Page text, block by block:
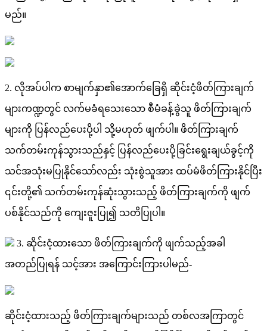
မည။
2. လအပပ က စမကန၏အကခရ ဆငငဖတ ကခက
မကဏတင လကမခရသသ စမခနခသ ဖတ ကခက
မက ပနလညပပပ သမဟတ ဖကပ ။ ဖတ ကခက
သကတမကနသသညနင ပနလညပပ ခငရခယခငက
သငအသမ ပနငသလည သစသအ ထပမဖတ ကနင ပ
၎ငတ၏ သကတမကနဆသသည ဖတ ကခကက ဖက
ပစနငသညက ကဇ ပ၍ သတ ပပ ။
3. ဆငငထသ ဖတ ကခကက ဖကသညအခ
အတည ပရန သငအ အကင ကပ မည-
ဆငငထသည ဖတ ကခကမသည တစလအ ကတင